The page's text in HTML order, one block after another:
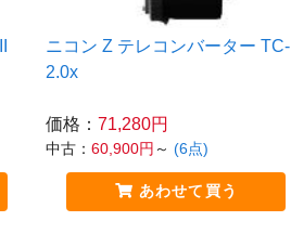
ニコン Z テレコンバーター TC-
2.0x
価格： 71,280円
中古： 60,900円 ～ (6点)
あわせて買う